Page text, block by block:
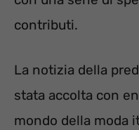
contributi.
La notizia della
stata accolta con
mondo della moda